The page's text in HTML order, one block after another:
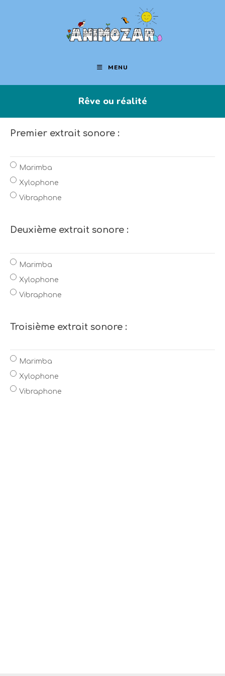
MENU
Rêve ou réalité
Premier extrait sonore :
Marimba
Xylophone
Vibraphone
Deuxième extrait sonore :
Marimba
Xylophone
Vibraphone
Troisième extrait sonore :
Marimba
Xylophone
Vibraphone